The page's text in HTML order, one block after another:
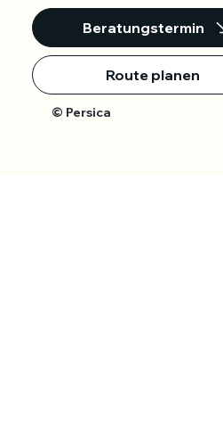
Beratungstermin
Route planen
© Persica